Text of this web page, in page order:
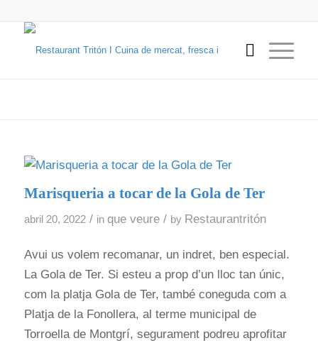
Marisqueria a tocar de la Gola de Ter
abril 20, 2022 / in que veure / by Restaurantritón
Avui us volem recomanar, un indret, ben especial.
La Gola de Ter. Si esteu a prop d’un lloc tan únic,
com la platja Gola de Ter, també coneguda com a
Platja de la Fonollera, al terme municipal de
Torroella de Montgrí, segurament podreu aprofitar